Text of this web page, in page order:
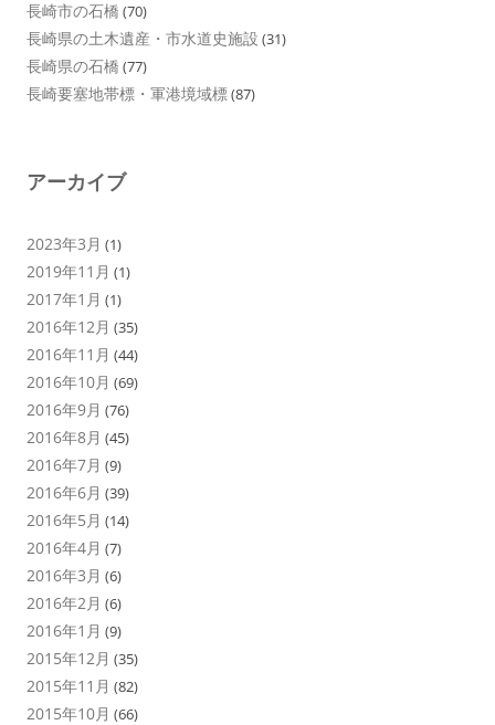
長崎市の石橋 (70)
長崎県の土木遺産・市水道史施設 (31)
長崎県の石橋 (77)
長崎要塞地帯標・軍港境域標(87)
アーカイブ
2023年3月 (1)
2019年11月 (1)
2017年1月 (1)
2016年12月 (35)
2016年11月 (44)
2016年10月 (69)
2016年9月 (76)
2016年8月 (45)
2016年7月 (9)
2016年6月 (39)
2016年5月 (14)
2016年4月 (7)
2016年3月 (6)
2016年2月 (6)
2016年1月 (9)
2015年12月 (35)
2015年11月 (82)
2015年10月 (66)